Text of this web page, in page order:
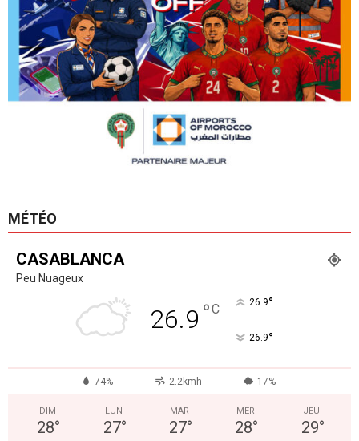
MÉTÉO
CASABLANCA
Peu Nuageux
26.9 °C 26.9°
26.9°
74% 2.2kmh 17%
DIM
28°
LUN
27°
MAR
27°
MER
28°
JEU
29°